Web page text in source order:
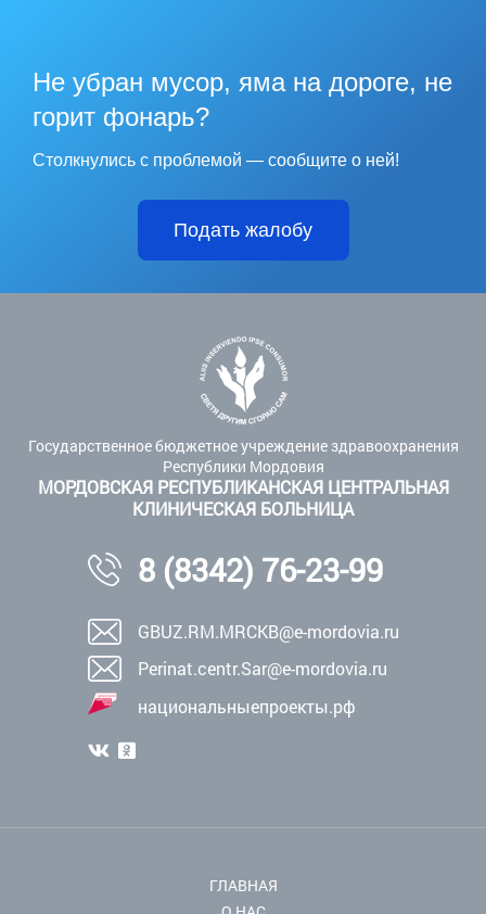
Не убран мусор, яма на дороге, не
горит фонарь?
Столкнулись с проблемой — сообщите о ней!
Подать жалобу
Государственное бюджетное учреждение здравоохранения
Республики Мордовия
МОРДОВСКАЯ РЕСПУБЛИКАНСКАЯ ЦЕНТРАЛЬНАЯ
КЛИНИЧЕСКАЯ БОЛЬНИЦА
8 (8342) 76-23-99
GBUZ.RM.MRCKB@e-mordovia.ru
Perinat.centr.Sar@e-mordovia.ru
национальныепроекты.рф
ГЛАВНАЯ